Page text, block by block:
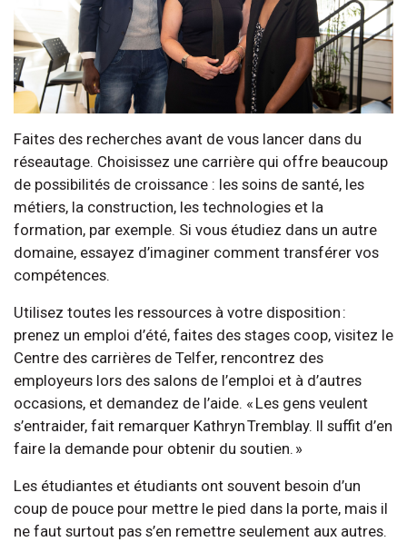
Faites des recherches avant de vous lancer dans du
réseautage. Choisissez une carrière qui offre beaucoup
de possibilités de croissance : les soins de santé, les
métiers, la construction, les technologies et la
formation, par exemple. Si vous étudiez dans un autre
domaine, essayez d’imaginer comment transférer vos
compétences.
Utilisez toutes les ressources à votre disposition :
prenez un emploi d’été, faites des stages coop, visitez le
Centre des carrières de Telfer, rencontrez des
employeurs lors des salons de l’emploi et à d’autres
occasions, et demandez de l’aide. « Les gens veulent
s’entraider, fait remarquer Kathryn Tremblay. Il suffit d’en
faire la demande pour obtenir du soutien. »
Les étudiantes et étudiants ont souvent besoin d’un
coup de pouce pour mettre le pied dans la porte, mais il
ne faut surtout pas s’en remettre seulement aux autres.